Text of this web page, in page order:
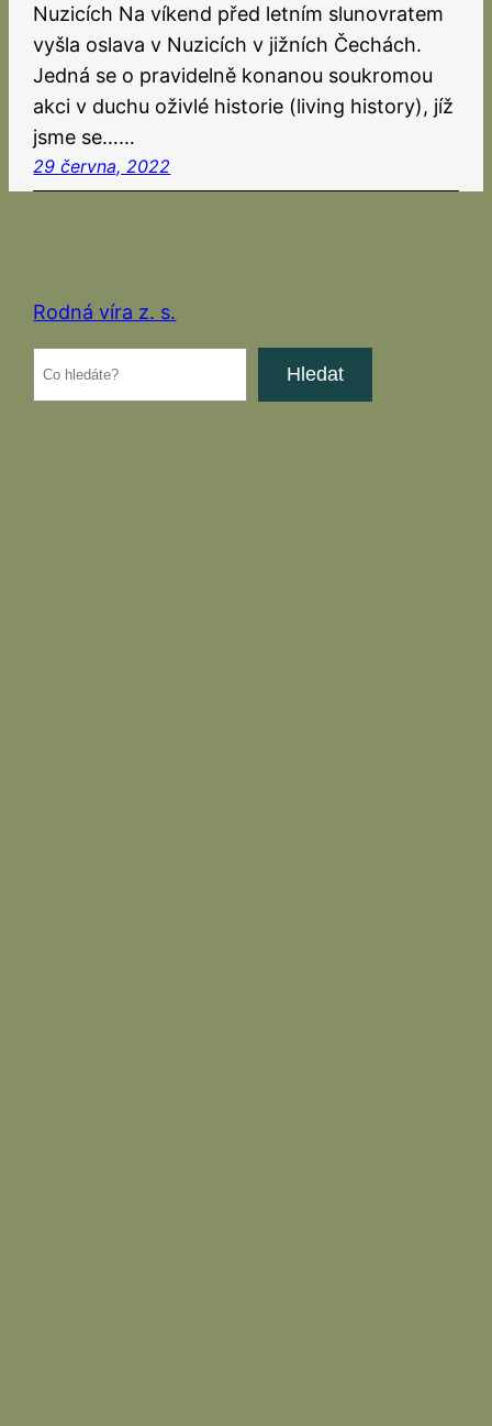
Nuzicích Na víkend před letním slunovratem
vyšla oslava v Nuzicích v jižních Čechách.
Jedná se o pravidelně konanou soukromou
akci v duchu oživlé historie (living history), jíž
jsme se……
29 června, 2022
Rodná víra z. s.
Hledat